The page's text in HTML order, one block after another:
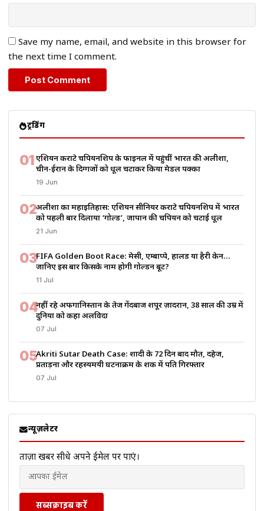
Save my name, email, and website in this browser for
the next time I comment.
ट्रेंडिंग
01एशियन कराटे चैंपियनशिप के फाइनल में पहुंचीं भारत की अलीशा,
चीन-ईरान के दिग्गजों को धूल चटाकर किया मेडल पक्का
19 Jun
02अलीशा का महाइतिहास: एशियन सीनियर कराटे चैंपियनशिप में भारत
को पहली बार दिलाया ‘गोल्ड’, जापान की चैंपियन को चटाई धूल
21 Jun
03FIFA Golden Boot Race: मेसी, एम्बाप्पे, हालैंड या हैरी केन…
जानिए इस बार किसके नाम होगी गोल्डन बूट?
11 Jul
04नहीं रहे अफगानिस्तान के तेज गेंदबाज शपूर ज़ादरान, 38 साल की उम्र में
दुनिया को कहा अलविदा
07 Jul
05Akriti Sutar Death Case: शादी के 72 दिन बाद मौत, दहेज,
प्रताड़ना और रहस्यमयी घटनाक्रम के शक में पति गिरफ्तार
07 Jul
न्यूज़लेटर
ताज़ा खबरें सीधे अपने ईमेल पर पाएं।
सब्सक्राइब करें